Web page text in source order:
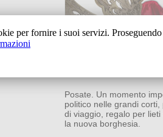
Posate. Un momento
politico nelle grandi
di viaggio, regalo per
la nuova borghesia.
per fornire i suoi servizi.